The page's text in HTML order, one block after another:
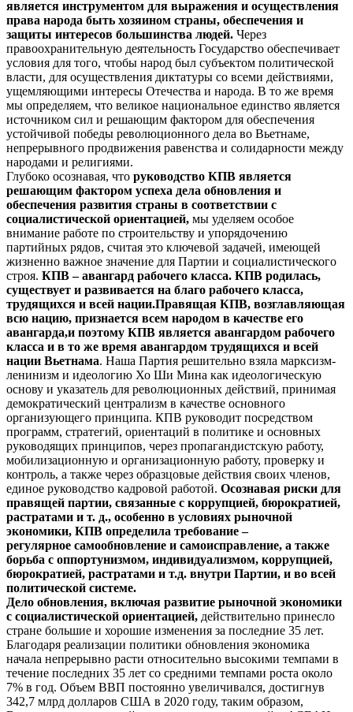
является инструментом для выражения и осуществления
права народа быть хозяином страны, обеспечения и
защиты интересов большинства людей. Через
правоохранительную деятельность Государство обеспечивает
условия для того, чтобы народ был субъектом политической
власти, для осуществления диктатуры со всеми действиями,
ущемляющими интересы Отечества и народа. В то же время
мы определяем, что великое национальное единство является
источником сил и решающим фактором для обеспечения
устойчивой победы революционного дела во Вьетнаме,
непрерывного продвижения равенства и солидарности между
народами и религиями.
Глубоко осознавая, что руководство КПВ является
решающим фактором успеха дела обновления и
обеспечения развития страны в соответствии с
социалистической ориентацией, мы уделяем особое
внимание работе по строительству и упорядочению
партийных рядов, считая это ключевой задачей, имеющей
жизненно важное значение для Партии и социалистического
строя. КПВ – авангард рабочего класса. КПВ родилась,
существует и развивается на благо рабочего класса,
трудящихся и всей нации.Правящая КПВ, возглавляющая
всю нацию, признается всем народом в качестве его
авангарда,и поэтому КПВ является авангардом рабочего
класса и в то же время авангардом трудящихся и всей
нации Вьетнама. Наша Партия решительно взяла марксизм-
ленинизм и идеологию Хо Ши Мина как идеологическую
основу и указатель для революционных действий, принимая
демократический централизм в качестве основного
организующего принципа. КПВ руководит посредством
программ, стратегий, ориентаций в политике и основных
руководящих принципов, через пропагандистскую работу,
мобилизационную и организационную работу, проверку и
контроль, а также через образцовые действия своих членов,
единое руководство кадровой работой. Осознавая риски для
правящей партии, связанные с коррупцией, бюрократией,
растратами и т. д., особенно в условиях рыночной
экономики, КПВ определила требование –
регулярное самообновление и самоисправление, а также
борьба с оппортунизмом, индивидуализмом, коррупцией,
бюрократией, растратами и т.д. внутри Партии, и во всей
политической системе.
Дело обновления, включая развитие рыночной экономики
с социалистической ориентацией, действительно принесло
стране большие и хорошие изменения за последние 35 лет.
Благодаря реализации политики обновления экономика
начала непрерывно расти относительно высокими темпами в
течение последних 35 лет со средними темпами роста около
7% в год. Объем ВВП постоянно увеличивался, достигнув
342,7 млрд долларов США в 2020 году, таким образом,